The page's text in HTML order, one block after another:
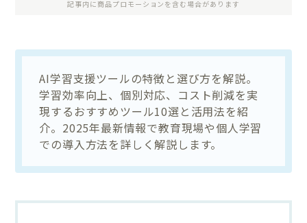
記事内に商品プロモーションを含む場合があります
AI学習支援ツールの特徴と選び方を解説。
学習効率向上、個別対応、コスト削減を実
現するおすすめツール10選と活用法を紹
介。2025年最新情報で教育現場や個人学習
での導入方法を詳しく解説します。